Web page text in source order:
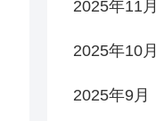
2025年11月
2025年10月
2025年9月